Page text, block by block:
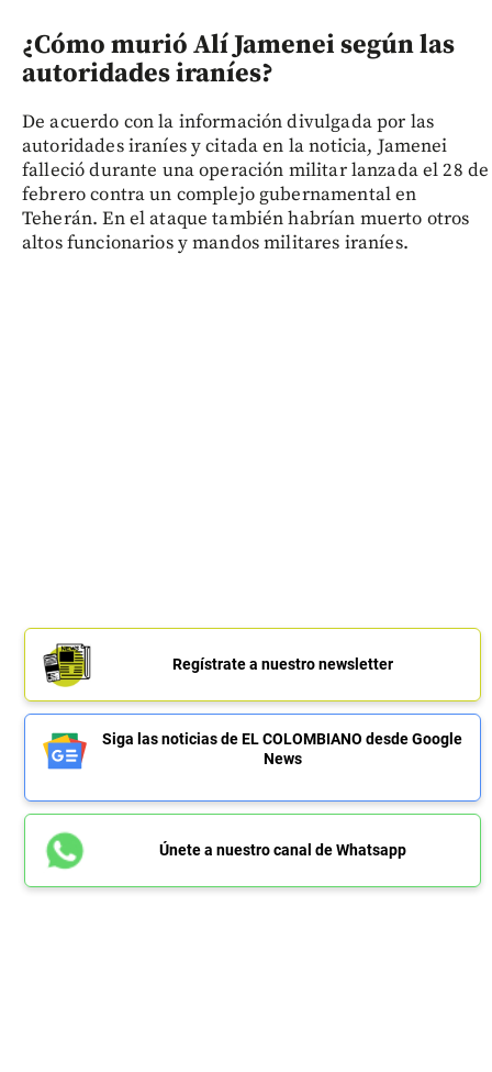
¿Cómo murió Alí Jamenei según las
autoridades iraníes?
De acuerdo con la información divulgada por las
autoridades iraníes y citada en la noticia, Jamenei
falleció durante una operación militar lanzada el 28 de
febrero contra un complejo gubernamental en
Teherán. En el ataque también habrían muerto otros
altos funcionarios y mandos militares iraníes.
Regístrate a nuestro newsletter
Siga las noticias de EL COLOMBIANO desde Google
News
Únete a nuestro canal de Whatsapp